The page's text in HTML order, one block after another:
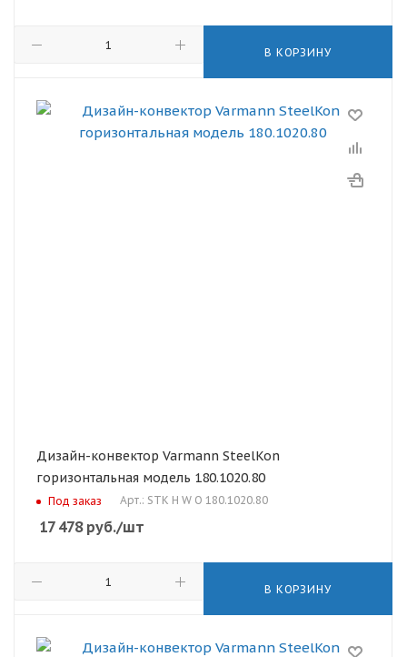
В КОРЗИНУ
Дизайн-конвектор Varmann SteelKon
горизонтальная модель 180.1020.80
Под заказ Арт.: STK H W O 180.1020.80
17 478руб./шт
В КОРЗИНУ